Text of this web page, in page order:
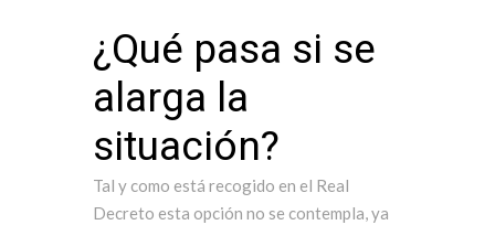
¿Qué pasa si se
alarga la
situación?
Tal y como está recogido en el Real
Decreto esta opción no se contempla, ya